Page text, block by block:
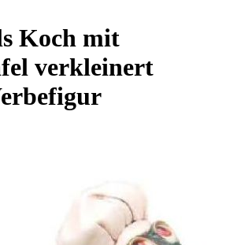
Koch mit
verkleinert